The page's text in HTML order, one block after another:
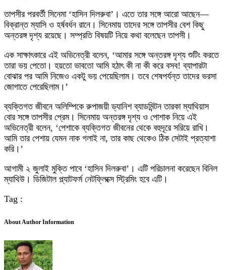
তাপসীর পরবর্তী সিনেমা ‘হাসিন দিলরুবা’। এতে তার সঙ্গে আরো আছেন—
বিক্রান্ত ম্যাসি ও হর্ষবর্ধন রানে। সিনেমায় তাদের সঙ্গে তাপসীর বেশ কিছু
অন্তরঙ্গ দৃশ্য রয়েছে। সম্প্রতি বিষয়টি নিয়ে কথা বলেছেন তাপসী।
এক সাক্ষাৎকারে এই অভিনেত্রী বলেন, ‘আমার সঙ্গে অন্তরঙ্গ দৃশ্য শুটিং করতে
তারা ভয় পেতো। হয়তো ভাবতো আমি হঠাৎ কী না কী করে বসব! ব্যাপারটা
বোঝার পর আমি নিজেও একটু ভয় পেয়েছিলাম। তবে শেষপর্যন্ত তাদের ভরসা
জোগাতে পেরেছিলাম।’
ব্যক্তিগত জীবনে অলিম্পিকে রুপাজয়ী ড্যানিশ ব্যাডমিন্টন তারকা ম্যাথিয়াস
বোর সঙ্গে তাপসীর প্রেম। সিনেমায় অন্তরঙ্গ দৃশ্য ও পোশাক নিয়ে এই
অভিনেত্রী বলেন, ‘পেশাকে ব্যক্তিগত জীবনের থেকে বহুদূরে সরিয়ে রাখি।
আমি তার পেশায় যেমন নাক গলাই না, তার কাছ থেকেও ঠিক সেটাই প্রত্যাশা
করি।’
আগামী ২ জুলাই মুক্তি পাবে ‘হাসিন দিলরুবা’। এটি পরিচালনা করেছেন বিনিল
ম্যাথিউ। ডিজিটাল প্ল্যাটফর্ম নেটফ্লিক্সে স্ট্রিমিং হবে এটি।
Tag :
About Author Information